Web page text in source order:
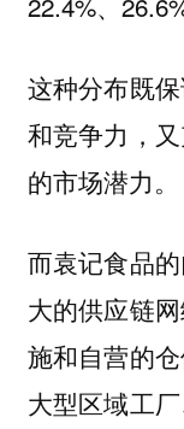
这种分布既
和竞争力，
的市场潜力。
而袁记食品
大的供应链
施和自营的
大型区域工